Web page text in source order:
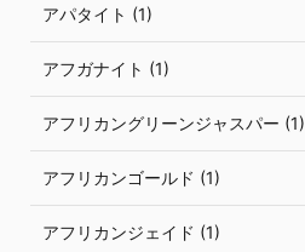
アパタイト (1)
アフガナイト (1)
アフリカングリーンジャスパー (1)
アフリカンゴールド (1)
アフリカンジェイド (1)